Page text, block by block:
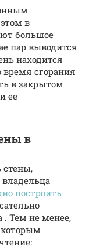
в
большое
пар выводится
находится
сгорания
в закрытом
ее
в
построить
. Тем не менее,